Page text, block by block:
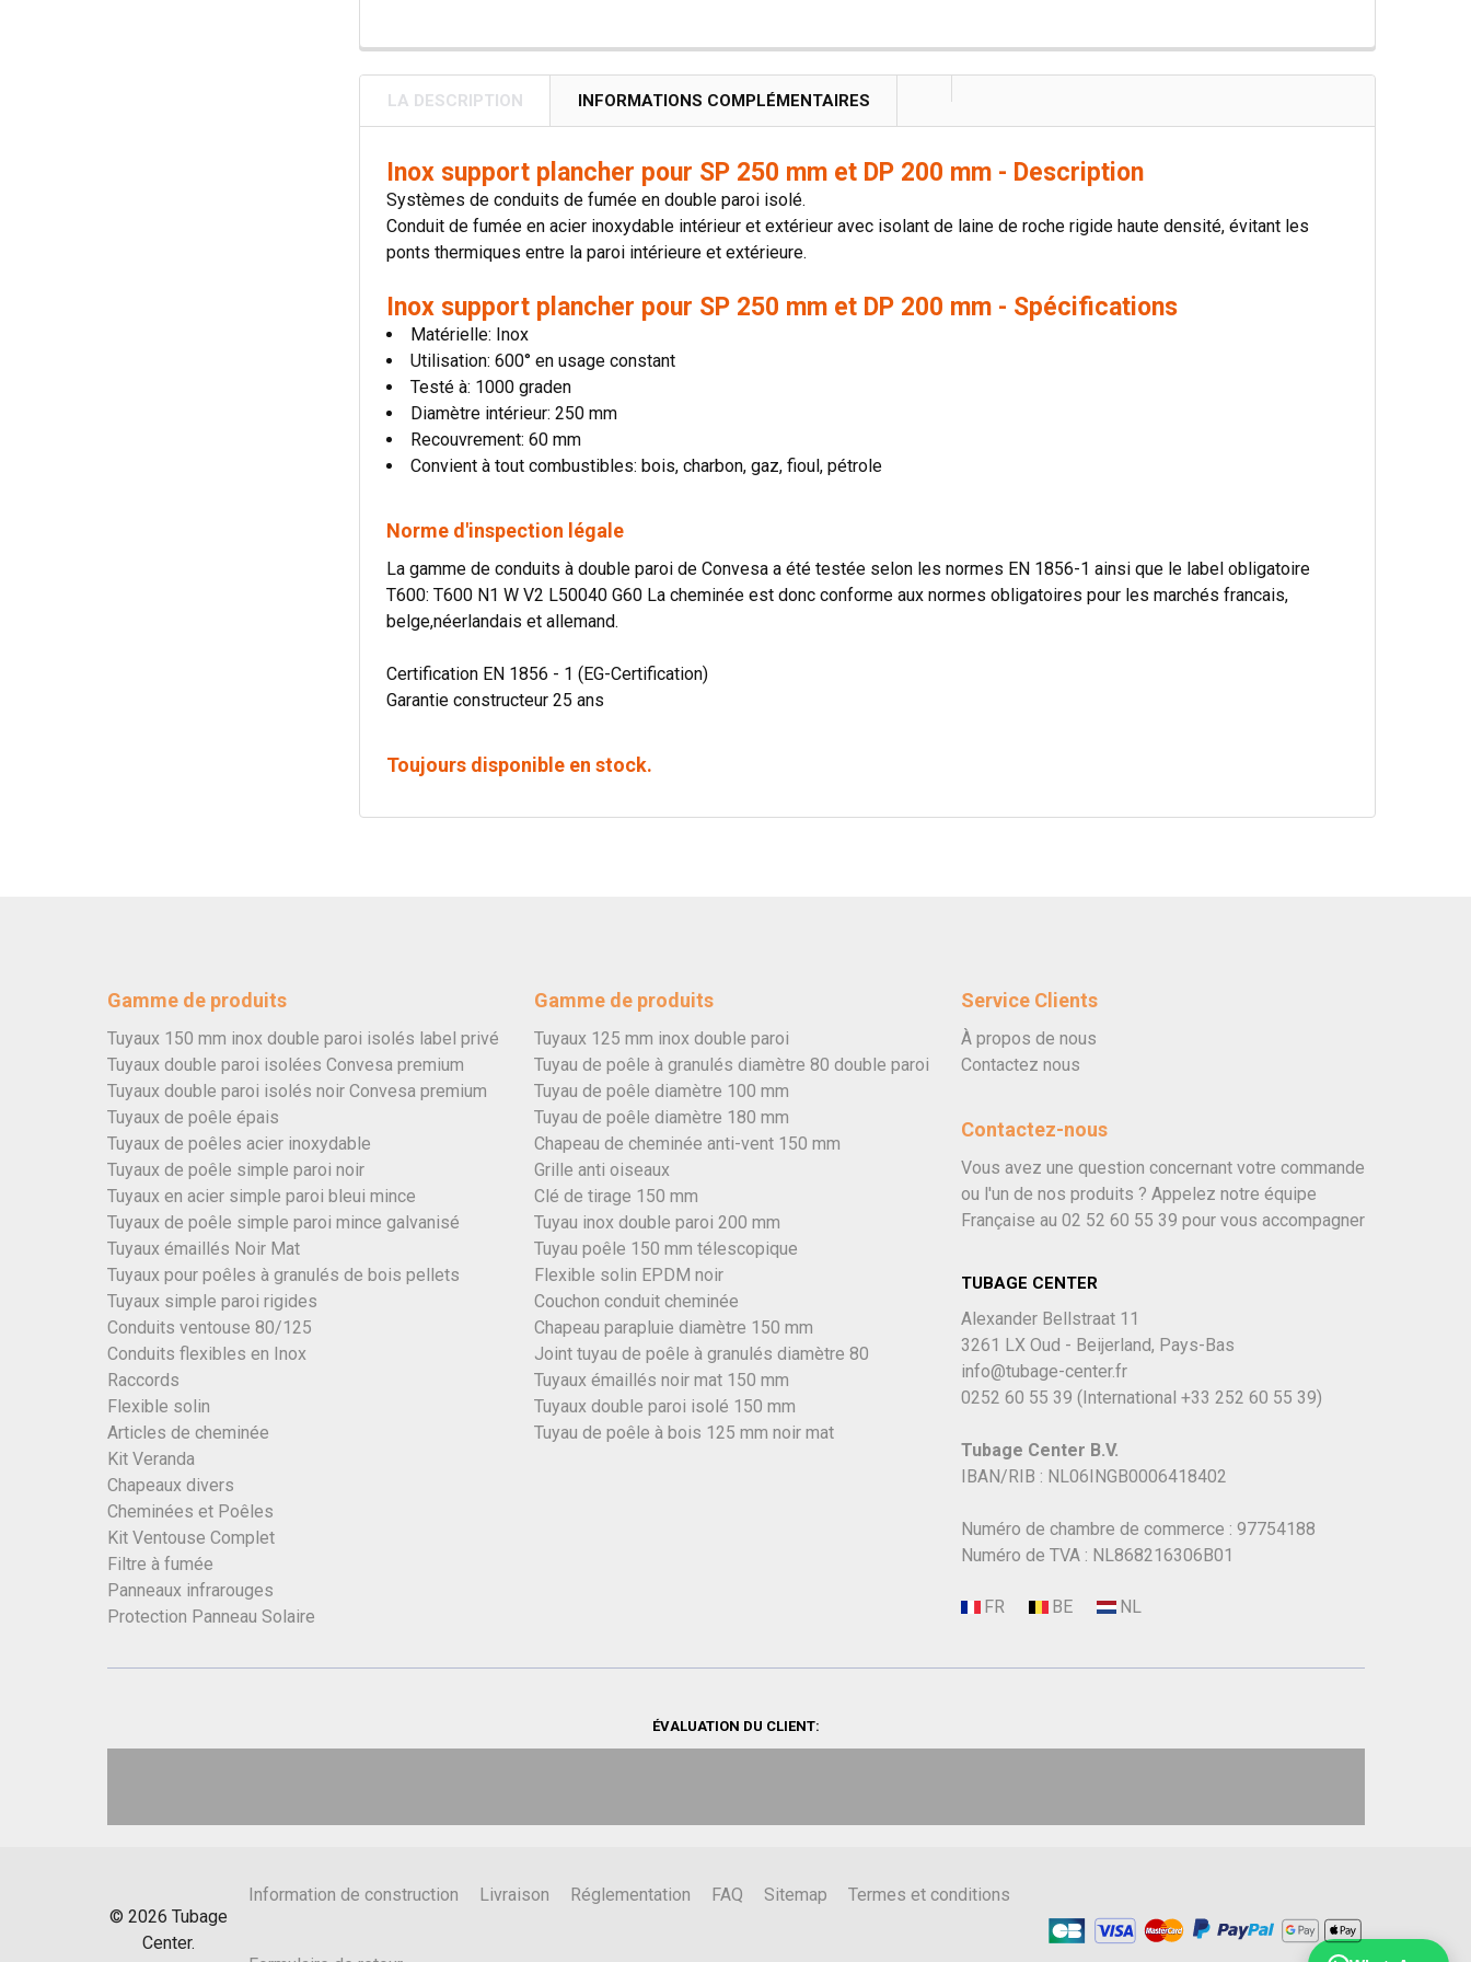
LA DESCRIPTION INFORMATIONS COMPLÉMENTAIRES
Inox support plancher pour SP 250 mm et DP 200 mm - Description
Systèmes de conduits de fumée en double paroi isolé.
Conduit de fumée en acier inoxydable intérieur et extérieur avec isolant de laine de roche rigide haute densité, évitant les
ponts thermiques entre la paroi intérieure et extérieure.
Inox support plancher pour SP 250 mm et DP 200 mm - Spécifications
Matérielle: Inox
Utilisation: 600° en usage constant
Testé à: 1000 graden
Diamètre intérieur: 250 mm
Recouvrement: 60 mm
Convient à tout combustibles: bois, charbon, gaz, fioul, pétrole
Norme d'inspection légale
La gamme de conduits à double paroi de Convesa a été testée selon les normes EN 1856-1 ainsi que le label obligatoire
T600: T600 N1 W V2 L50040 G60 La cheminée est donc conforme aux normes obligatoires pour les marchés francais,
belge,néerlandais et allemand.
Certification EN 1856 - 1 (EG-Certification)
Garantie constructeur 25 ans
Toujours disponible en stock.
Gamme de produits
Tuyaux 150 mm inox double paroi isolés label privé
Tuyaux double paroi isolées Convesa premium
Tuyaux double paroi isolés noir Convesa premium
Tuyaux de poêle épais
Tuyaux de poêles acier inoxydable
Tuyaux de poêle simple paroi noir
Tuyaux en acier simple paroi bleui mince
Tuyaux de poêle simple paroi mince galvanisé
Tuyaux émaillés Noir Mat
Tuyaux pour poêles à granulés de bois pellets
Tuyaux simple paroi rigides
Conduits ventouse 80/125
Conduits flexibles en Inox
Raccords
Flexible solin
Articles de cheminée
Kit Veranda
Chapeaux divers
Cheminées et Poêles
Kit Ventouse Complet
Filtre à fumée
Panneaux infrarouges
Protection Panneau Solaire
Gamme de produits
Tuyaux 125 mm inox double paroi
Tuyau de poêle à granulés diamètre 80 double paroi
Tuyau de poêle diamètre 100 mm
Tuyau de poêle diamètre 180 mm
Chapeau de cheminée anti-vent 150 mm
Grille anti oiseaux
Clé de tirage 150 mm
Tuyau inox double paroi 200 mm
Tuyau poêle 150 mm télescopique
Flexible solin EPDM noir
Couchon conduit cheminée
Chapeau parapluie diamètre 150 mm
Joint tuyau de poêle à granulés diamètre 80
Tuyaux émaillés noir mat 150 mm
Tuyaux double paroi isolé 150 mm
Tuyau de poêle à bois 125 mm noir mat
Service Clients
À propos de nous
Contactez nous
Contactez-nous
Vous avez une question concernant votre commande
ou l'un de nos produits ? Appelez notre équipe
Française au 02 52 60 55 39 pour vous accompagner
TUBAGE CENTER
Alexander Bellstraat 11
3261 LX Oud - Beijerland, Pays-Bas
info@tubage-center.fr
0252 60 55 39 (International +33 252 60 55 39)
Tubage Center B.V.
IBAN/RIB : NL06INGB0006418402
Numéro de chambre de commerce : 97754188
Numéro de TVA : NL868216306B01
ÉVALUATION DU CLIENT:
© 2026 Tubage
Center.
Information de construction Livraison Réglementation FAQ Sitemap Termes et conditions